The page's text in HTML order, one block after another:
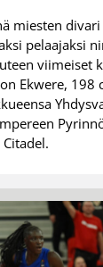
miesten divari
pelaajaksi
viimeiset
Ekwere, 198